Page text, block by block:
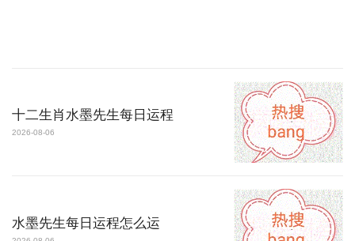
十二生肖水墨先生每日运程
2026-08-06
水墨先生每日运程怎么运